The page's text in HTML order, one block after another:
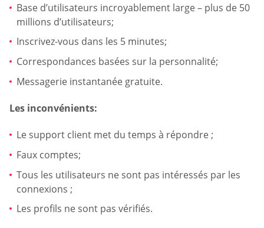
Base d’utilisateurs incroyablement large – plus de 50
millions d’utilisateurs;
Inscrivez-vous dans les 5 minutes;
Correspondances basées sur la personnalité;
Messagerie instantanée gratuite.
Les inconvénients:
Le support client met du temps à répondre ;
Faux comptes;
Tous les utilisateurs ne sont pas intéressés par les
connexions ;
Les profils ne sont pas vérifiés.